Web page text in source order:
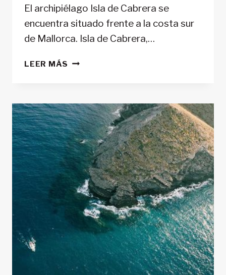
El archipiélago Isla de Cabrera se
encuentra situado frente a la costa sur
de Mallorca. Isla de Cabrera,…
LEER MÁS CÓMO
SEDUCIR
POR
LA
ISLA
MÁS
DESCONOCIDA
DE
LAS
BALEARES